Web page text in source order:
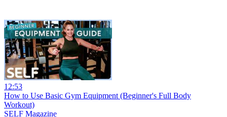
12:53
How to Use Basic Gym Equipment (Beginner's Full Body
Workout)
SELF Magazine